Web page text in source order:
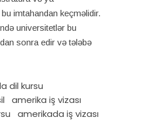
imtahandan keçməlidir.
universitetlər bu
sonra edir və tələbə
dil kursu
amerika iş vizası
amerikada iş vizası